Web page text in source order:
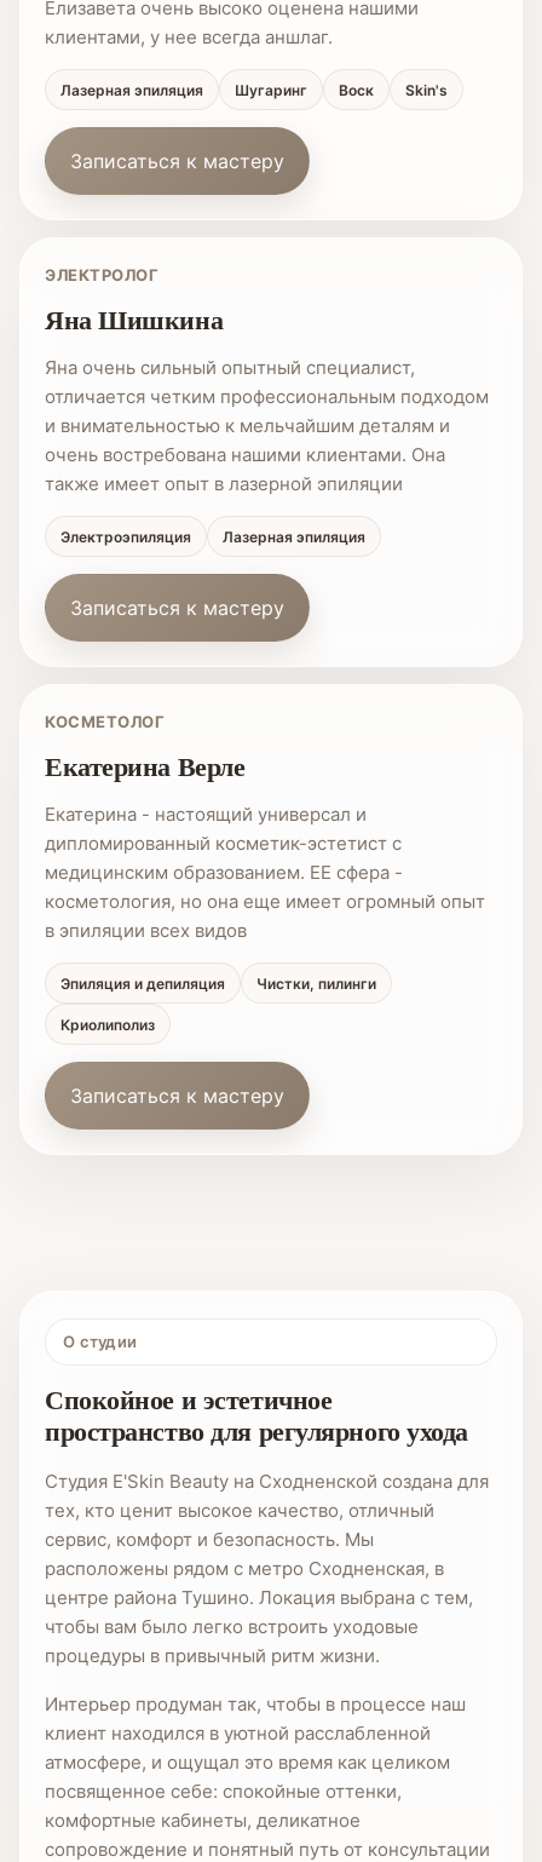
Елизавета очень высоко оценена нашими
клиентами, у нее всегда аншлаг.
Лазерная эпиляция Шугаринг Воск Skin's
Записаться к мастеру
ЭЛЕКТРОЛОГ
Яна Шишкина
Яна очень сильный опытный специалист,
отличается четким профессиональным подходом
и внимательностью к мельчайшим деталям и
очень востребована нашими клиентами. Она
также имеет опыт в лазерной эпиляции
Электроэпиляция Лазерная эпиляция
Записаться к мастеру
КОСМЕТОЛОГ
Екатерина Верле
Екатерина - настоящий универсал и
дипломированный косметик-эстетист с
медицинским образованием. ЕЕ сфера -
косметология, но она еще имеет огромный опыт
в эпиляции всех видов
Эпиляция и депиляция Чистки, пилинги
Криолиполиз
Записаться к мастеру
О студии
Спокойное и эстетичное
пространство для регулярного ухода
Студия E'Skin Beauty на Сходненской создана для
тех, кто ценит высокое качество, отличный
сервис, комфорт и безопасность. Мы
расположены рядом с метро Сходненская, в
центре района Тушино. Локация выбрана с тем,
чтобы вам было легко встроить уходовые
процедуры в привычный ритм жизни.
Интерьер продуман так, чтобы в процессе наш
клиент находился в уютной расслабленной
атмосфере, и ощущал это время как целиком
посвященное себе: спокойные оттенки,
комфортные кабинеты, деликатное
сопровождение и понятный путь от консультации